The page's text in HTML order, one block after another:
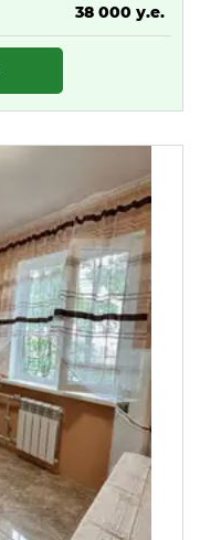
38 000 у.е.
1 634 000 ₴